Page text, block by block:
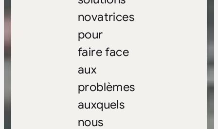
novatrices
pour
faire face
aux
problèmes
auxquels
nous